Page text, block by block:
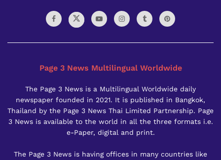
Page 3 News Multilingual Worldwide
The Page 3 News is a Multilingual Worldwide daily
newspaper founded in 2021. It is published in Bangkok,
Thailand by the Page 3 News Thai Limited Partnership. Page
3 News is available to the world in all the three formats i.e.
e-Paper, digital and print.
The Page 3 News is having offices in many countries like